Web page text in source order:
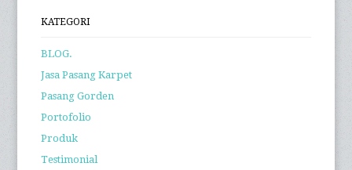
KATEGORI
BLOG.
Jasa Pasang Karpet
Pasang Gorden
Portofolio
Produk
Testimonial